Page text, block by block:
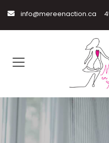
info@mereenaction.ca